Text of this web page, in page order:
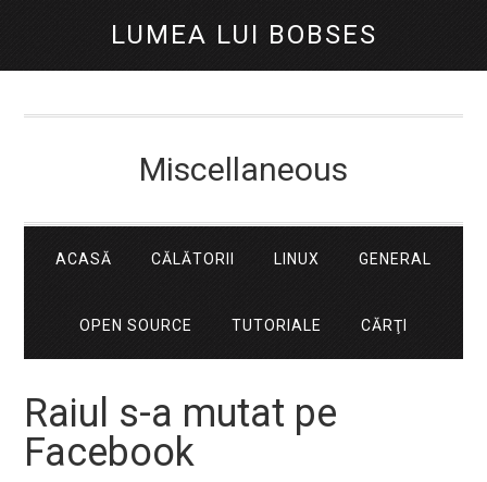
LUMEA LUI BOBSES
Miscellaneous
ACASĂ CĂLĂTORII LINUX GENERAL
OPEN SOURCE TUTORIALE CĂRŢI
Raiul s-a mutat pe
Facebook